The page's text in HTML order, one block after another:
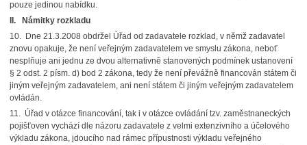
pouze jedinou nabídku.
II. Námitky rozkladu
10. Dne 21.3.2008 obdržel Úřad od zadavatele rozklad, v němž zadavatel
znovu opakuje, že není veřejným zadavatelem ve smyslu zákona, neboť
nesplňuje ani jednu ze dvou alternativně stanovených podmínek ustanovení
§ 2 odst. 2 písm. d) bod 2 zákona, tedy že není převážně financován státem či
jiným veřejným zadavatelem, ani není státem či jiným veřejným zadavatelem
ovládán.
11. Úřad v otázce financování, tak i v otázce ovládání tzv. zaměstnaneckých
pojišťoven vychází dle názoru zadavatele z velmi extenzivního a účelového
výkladu zákona, jdoucího nad rámec přípustnosti výkladu veřejného